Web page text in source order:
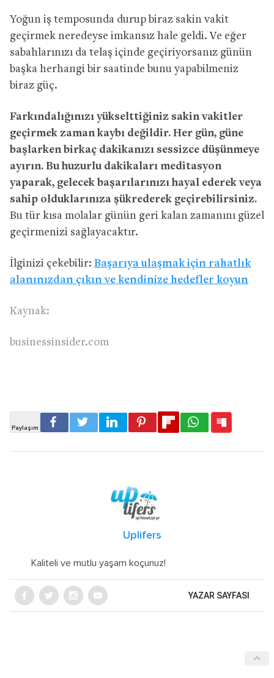
Yoğun iş temposunda durup biraz sakin vakit
geçirmek neredeyse imkansız hale geldi. Ve eğer
sabahlarınızı da telaş içinde geçiriyorsanız günün
başka herhangi bir saatinde bunu yapabilmeniz
biraz güç.
Farkındalığınızı yükselttiğiniz sakin vakitler
geçirmek zaman kaybı değildir. Her gün, güne
başlarken birkaç dakikanızı sessizce düşünmeye
ayırın. Bu huzurlu dakikaları meditasyon
yaparak, gelecek başarılarınızı hayal ederek veya
sahip olduklarınıza şükrederek geçirebilirsiniz.
Bu tür kısa molalar günün geri kalan zamanını güzel
geçirmenizi sağlayacaktır.
İlginizi çekebilir: Başarıya ulaşmak için rahatlık
alanınızdan çıkın ve kendinize hedefler koyun
Kaynak:
businessinsider.com
Uplifers
Kaliteli ve mutlu yaşam koçunuz!
YAZAR SAYFASI